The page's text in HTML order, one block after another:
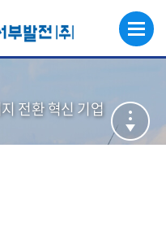
전환 혁신 기업